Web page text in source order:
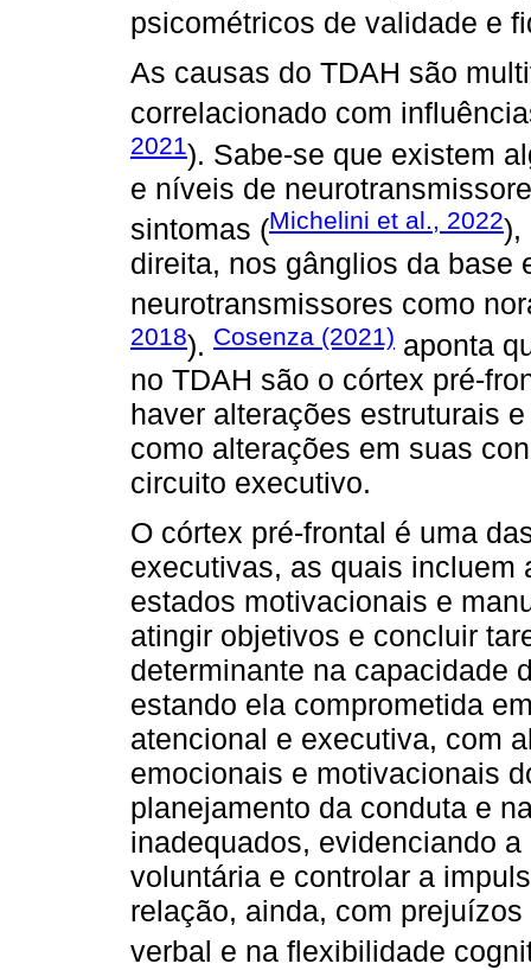
psicométricos de validade e
As causas do TDAH são
correlacionado com
2021). Sabe-se que existem
e níveis de
sintomas (Michelini et al., 2022),
direita, nos gânglios da base
neurotransmissores como
2018). Cosenza (2021) aponta
no TDAH são o córtex pré-
haver alterações estruturais
como alterações em suas
circuito executivo.
O córtex pré-frontal é uma
executivas, as quais incluem
estados motivacionais e
atingir objetivos e concluir
determinante na capacidade
estando ela comprometida
atencional e executiva, com
emocionais e motivacionais
planejamento da conduta e
inadequados, evidenciando
voluntária e controlar a
relação, ainda, com
verbal e na flexibilidade